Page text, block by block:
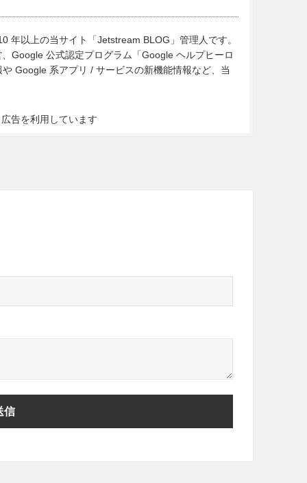
年以上の当サイト「Jetstream BLOG」管理人です。
Google 公式認定プログラム「Google ヘルプヒーロ
Google 系アプリ / サービスの新機能情報など、当
告を利用しています